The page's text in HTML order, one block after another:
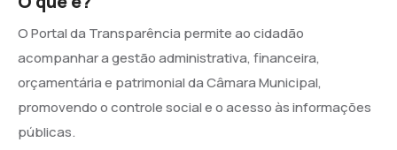
O Portal da Transparência permite ao cidadão
acompanhar a gestão administrativa, financeira,
orçamentária e patrimonial da Câmara Municipal,
promovendo o controle social e o acesso às informações
públicas.